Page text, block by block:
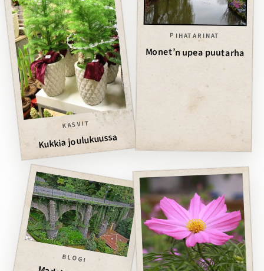
KASVIT
Kukkia joulukuussa
PIHATARINAT
Monet’n upea puutarha
BLOGI